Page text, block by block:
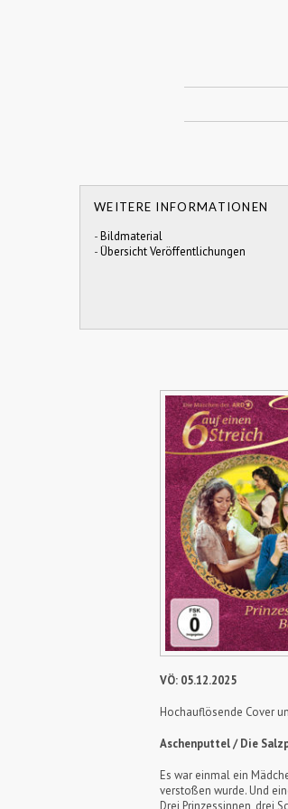
WEITERE INFORMATIONEN
-Bildmaterial
-Übersicht Veröffentlichungen
VÖ: 05.12.2025
Hochauflösende Cover
Aschenputtel / Die
Es war einmal ein
verstoßen wurde. Und